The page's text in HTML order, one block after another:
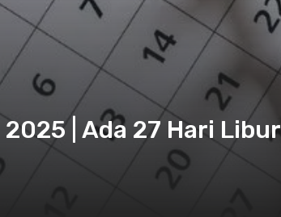
| Ada 27 Hari Libur